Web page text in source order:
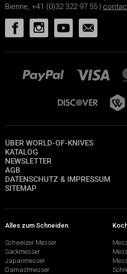
Bienne, +41 (0)32 322 97 55 |
ÜBER WORLD-OF-KNIVES
KATALOG
NEWSLETTER
AGB
DATENSCHUTZ & IMPRESSUM
SITEMAP
Alles zum Schneiden
Schweizer Messer
Sackmesser
Japanmesser
Damastmesser